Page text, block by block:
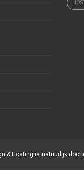
& Hosting is natuurlijk